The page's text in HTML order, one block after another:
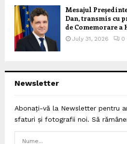
Mesajul
Dan, transmis cu
de Comemorare
July 31, 2026 0
Newsletter
Abonați-vă la Newsletter pentru
sfaturi și fotografii noi. Să